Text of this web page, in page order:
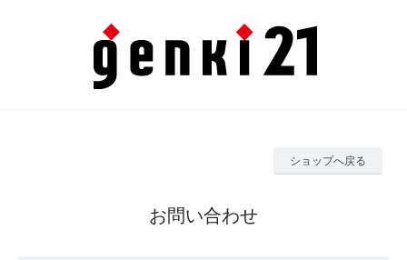
ショップへ戻る
お問い合わせ